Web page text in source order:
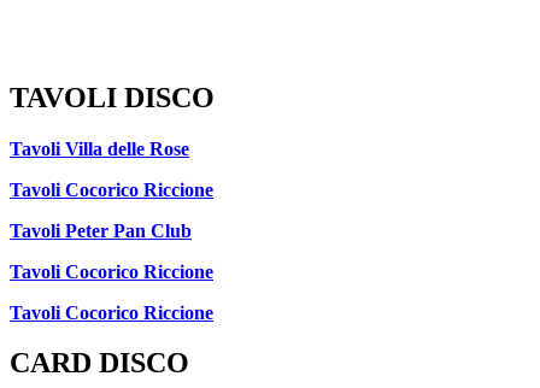
TAVOLI DISCO
Tavoli Villa delle Rose
Tavoli Cocorico Riccione
Tavoli Peter Pan Club
Tavoli Cocorico Riccione
Tavoli Cocorico Riccione
CARD DISCO